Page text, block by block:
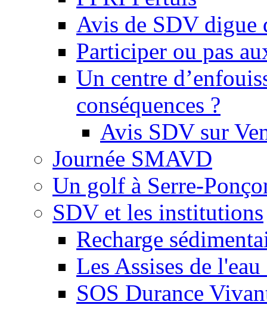
Avis de SDV digue
Participer ou pas
Un centre
conséquences ?
Avis SDV sur
Journée SMAVD
Un golf à Serre-
SDV et les institutions
Recharge
Les Assises de
SOS Durance